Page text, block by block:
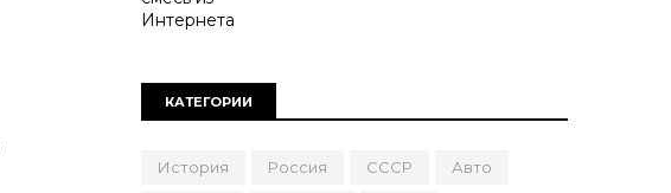
КАТЕГОРИИ
История Россия СССР Авто